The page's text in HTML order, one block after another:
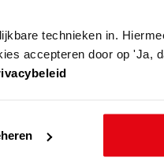
technieken in.
accepteren door op 'Ja,